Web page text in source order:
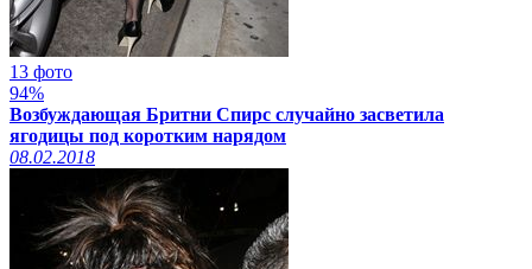
13 фото
94%
Возбуждающая Бритни Спирс случайно засветила
ягодицы под коротким нарядом
08.02.2018